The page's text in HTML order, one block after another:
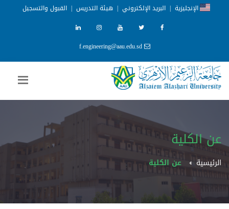
الإنجليزية | البريد الإلكتروني | هيئة التدريس | القبول والتسجيل
f.engineering@aau.edu.sd
عن الكلية
الرئيسية عن الكلية